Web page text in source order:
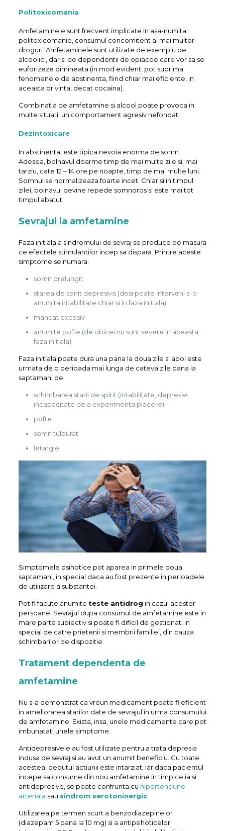
Politoxicomania
Amfetaminele sunt frecvent implicate in asa-numita
politoxicomanie, consumul concomitent al mai multor
droguri. Amfetaminele sunt utilizate de exemplu de
alcoolici, dar si de dependentii de opiacee care vor sa se
euforizeze dimineata (in mod evident, pot suprima
fenomenele de abstinenta, fiind chiar mai eficiente, in
aceasta privinta, decat cocaina).
Combinatia de amfetamine si alcool poate provoca in
multe situatii un comportament agresiv nefondat.
Dezintoxicare
In abstinenta, este tipica nevoia enorma de somn.
Adesea, bolnavul doarme timp de mai multe zile si, mai
tarziu, cate 12 – 14 ore pe noapte, timp de mai multe luni.
Somnul se normalizeaza foarte incet. Chiar si in timpul
zilei, bolnavul devine repede somnoros si este mai tot
timpul abatut.
Sevrajul la amfetamine
Faza initiala a sindromului de sevraj se produce pe masura
ce efectele stimulantilor incep sa dispara. Printre aceste
simptome se numara:
somn prelungit
starea de spirit depresiva (desi poate interveni si o
anumita iritabilitate chiar si in faza initiala)
mancat excesiv
anumite pofte (de obicei nu sunt severe in aceasta
faza initiala).
Faza initiala poate dura una pana la doua zile si apoi este
urmata de o perioada mai lunga de cateva zile pana la
saptamani de:
schimbarea starii de spirit (iritabilitate, depresie,
incapacitate de a experimenta placere)
pofte
somn tulburat
letargie
Simptomele psihotice pot aparea in primele doua
saptamani, in special daca au fost prezente in perioadele
de utilizare a substantei.
Pot fi facute anumite teste antidrog in cazul acestor
persoane. Sevrajul dupa consumul de amfetamine este in
mare parte subiectiv si poate fi dificil de gestionat, in
special de catre prietenii si membrii familiei, din cauza
schimbarilor de dispozitie.
Tratament dependenta de
amfetamine
Nu s-a demonstrat ca vreun medicament poate fi eficient
in ameliorarea starilor date de sevrajul in urma consumului
de amfetamine. Exista, insa, unele medicamente care pot
imbunatati unele simptome.
Antidepresivele au fost utilizate pentru a trata depresia
indusa de sevraj si au avut un anumit beneficiu. Cu toate
acestea, debutul actiunii este intarziat, iar daca pacientul
incepe sa consume din nou amfetamine in timp ce ia si
antidepresive, se poate confrunta cu hipertensiune
arteriala sau sindrom serotoninergic.
Utilizarea pe termen scurt a benzodiazepinelor
(diazepam 5 pana la 10 mg) si a antipsihoticelor